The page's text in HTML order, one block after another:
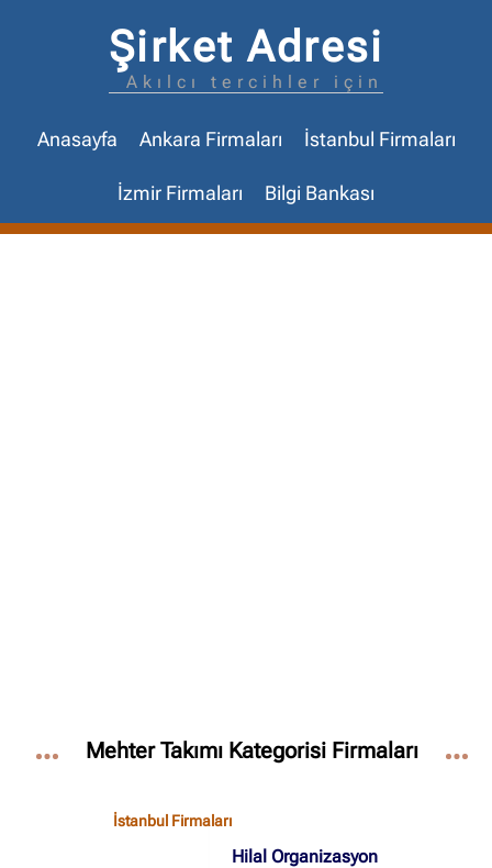
Şirket Adresi
Akılcı tercihler için
Anasayfa Ankara Firmaları İstanbul Firmaları
İzmir Firmaları Bilgi Bankası
Mehter Takımı Kategorisi Firmaları
İstanbul Firmaları
Hilal Organizasyon
İstanbul Firmaları(388)